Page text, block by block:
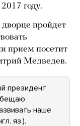
2017 году.
пройдет
прием посетит
Медведев.
президент
наше
яз.).